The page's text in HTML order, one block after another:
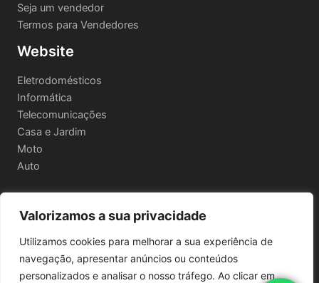
Valorizamos a sua privacidade
Utilizamos cookies para melhorar a sua experiência de
navegação, apresentar anúncios ou conteúdos
personalizados e analisar o nosso tráfego. Ao clicar em
Seja um vendedor
Termos para Vendedores
Website
Eletrodomésticos
Informática
Telecomunicações
Casa e Jardim
Moto
Auto
Informações Legais
Política de privacidade
Termos e Condições